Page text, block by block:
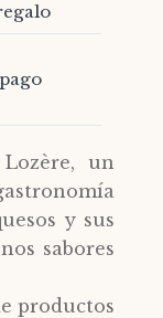
un
y sus
sabores
productos